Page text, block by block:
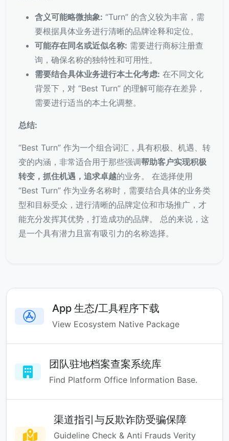
含义可能略微抽象: “Turn” 的含义较为丰富，需
要根据具体业务进行清晰的品牌诠释和定位。
可能存在同名或近似名称: 需要进行商标注册查
询，确保名称的独特性和可用性。
需要结合具体业务进行本土化考虑: 在不同文化
背景下，对 “Best Turn” 的理解可能存在差异，
需要进行适当的本土化调整。
总结:
“Best Turn” 作为一个组合词汇，具有积极、机遇、转
变的内涵，非常适合用于那些强调帮助客户实现积极
转变，抓住机遇，追求卓越的业务。 在选择使用
“Best Turn” 作为业务名称时，需要结合具体的业务类
型和目标受众，进行清晰的品牌定位和市场推广，才
能充分发挥其优势，打造成功的品牌。 总的来说，这
是一个具有潜力且富有吸引力的名称选择。
App 生态/工具程序下载
View Ecosystem Native Package
团队驻地档案查案系统库
Find Platform Office Information Base.
渠道指引与反欺诈防受骗保障
Guideline Check & Anti Frauds Verity